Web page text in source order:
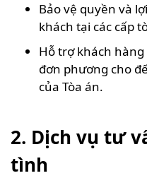
Bảo vệ quyền và
khách tại các cấp
Hỗ trợ khách
đơn phương cho
của Tòa án.
2. Dịch vụ tư
tình